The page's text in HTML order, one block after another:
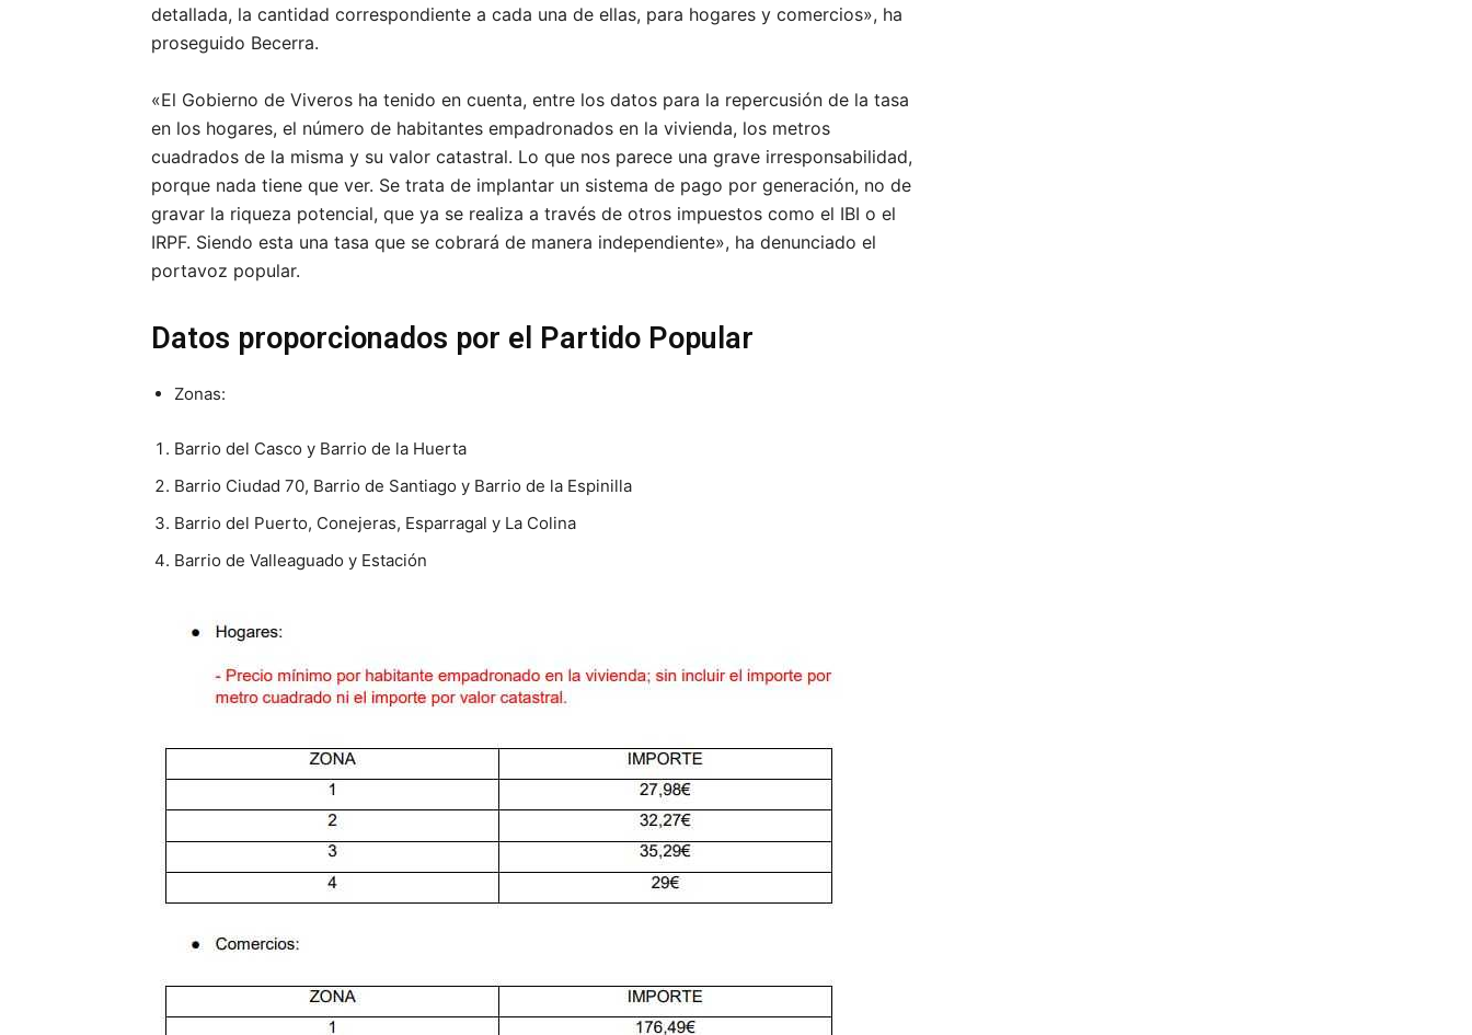
detallada, la cantidad correspondiente a cada una de ellas, para hogares y comercios», ha
proseguido Becerra.
«El Gobierno de Viveros ha tenido en cuenta, entre los datos para la repercusión de la tasa
en los hogares, el número de habitantes empadronados en la vivienda, los metros
cuadrados de la misma y su valor catastral. Lo que nos parece una grave irresponsabilidad,
porque nada tiene que ver. Se trata de implantar un sistema de pago por generación, no de
gravar la riqueza potencial, que ya se realiza a través de otros impuestos como el IBI o el
IRPF. Siendo esta una tasa que se cobrará de manera independiente», ha denunciado el
portavoz popular.
Datos proporcionados por el Partido Popular
Zonas:
Barrio del Casco y Barrio de la Huerta
Barrio Ciudad 70, Barrio de Santiago y Barrio de la Espinilla
Barrio del Puerto, Conejeras, Esparragal y La Colina
Barrio de Valleaguado y Estación